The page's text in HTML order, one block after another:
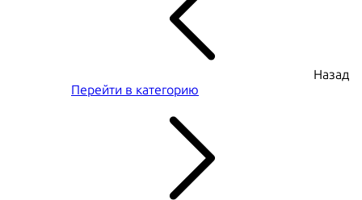
Назад
Перейти в категорию